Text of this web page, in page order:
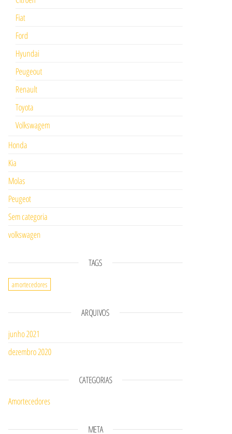
Fiat
Ford
Hyundai
Peugeout
Renault
Toyota
Volkswagem
Honda
Kia
Molas
Peugeot
Sem categoria
volkswagen
TAGS
amortecedores
ARQUIVOS
junho 2021
dezembro 2020
CATEGORIAS
Amortecedores
META